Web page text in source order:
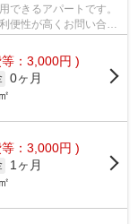
できるアパートです。
便性が高くお問い合わ
：3,000円 )
0ヶ月
：3,000円 )
1ヶ月